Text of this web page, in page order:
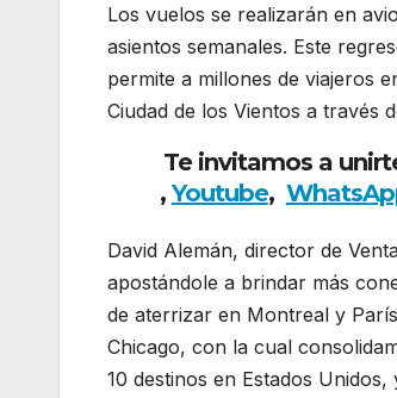
Los vuelos se realizarán en
asientos semanales. Este
permite a millones de viajeros
Ciudad de los Vientos a través
Te invitamos a
,Youtube,
David Alemán, director de
apostándole a brindar más
de aterrizar en Montreal y
Chicago, con la cual
10 destinos en Estados